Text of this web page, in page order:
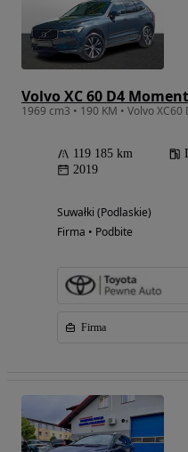
Volvo XC 60 D4
1969 cm3 • 190 KM • Volvo
119 185 km
2019
Suwałki (Podlaskie)
Firma • Podbite
Firma